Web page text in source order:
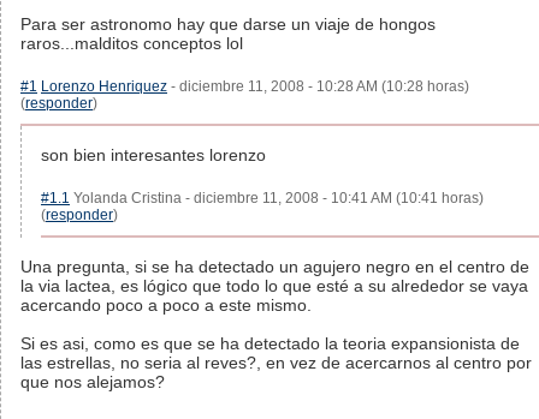
Para ser astronomo hay que darse un viaje de hongos
raros...malditos conceptos lol
#1 Lorenzo Henriquez - diciembre 11, 2008 - 10:28 AM (10:28 horas)
(responder)
son bien interesantes lorenzo
#1.1 Yolanda Cristina - diciembre 11, 2008 - 10:41 AM (10:41 horas)
(responder)
Una pregunta, si se ha detectado un agujero negro en el centro de
la via lactea, es lógico que todo lo que esté a su alrededor se vaya
acercando poco a poco a este mismo.
Si es asi, como es que se ha detectado la teoria expansionista de
las estrellas, no seria al reves?, en vez de acercarnos al centro por
que nos alejamos?